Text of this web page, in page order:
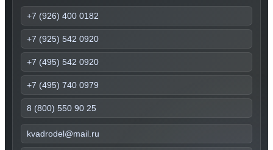
+7 (926) 400 0182
+7 (925) 542 0920
+7 (495) 542 0920
+7 (495) 740 0979
8 (800) 550 90 25
kvadrodel@mail.ru